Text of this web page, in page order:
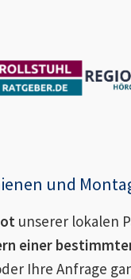
und
unserer lokalen
einer
Ihre Anfrage